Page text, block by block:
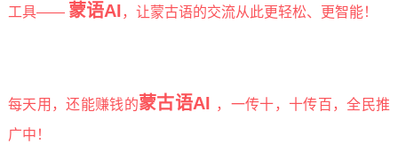
工具—— 蒙语AI，让蒙古语的交流从此更轻松、更智能！
每天用，还能赚钱的蒙古语AI ，一传十，十传百，全民推
广中！